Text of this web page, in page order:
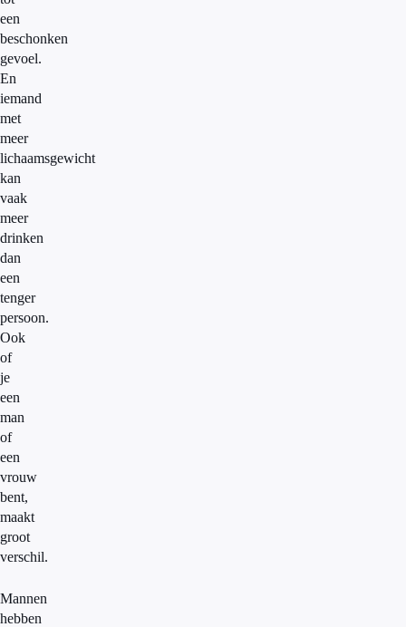
een
beschonken
gevoel.
En
iemand
met
meer
lichaamsgewicht
kan
vaak
meer
drinken
dan
een
tenger
persoon.
Ook
of
je
een
man
of
een
vrouw
bent,
maakt
groot
verschil.
Mannen
hebben